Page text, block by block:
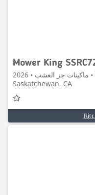
Mower King
ماكينات جز العشب • 2026 • Rouleau, Saskatchewan،
Saskatchewan, CA